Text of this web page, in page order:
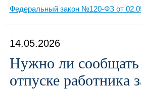
Федеральный закон №120-ФЗ от
14.05.2026
Нужно ли сообщать
отпуске работника